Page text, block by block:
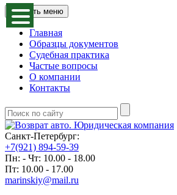
Открыть меню
Главная
Образцы документов
Судебная практика
Частые вопросы
О компании
Контакты
Санкт-Петербург:
+7(921) 894-59-39
Пн: - Чт: 10.00 - 18.00
Пт: 10.00 - 17.00
marinskiy@mail.ru